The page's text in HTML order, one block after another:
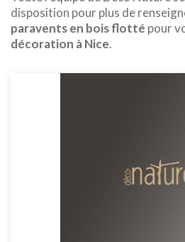
disposition pour plus de
paravents en bois flotté pour
décoration à Nice.